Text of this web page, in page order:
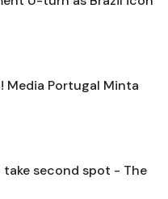
Media Portugal Minta
second spot - The